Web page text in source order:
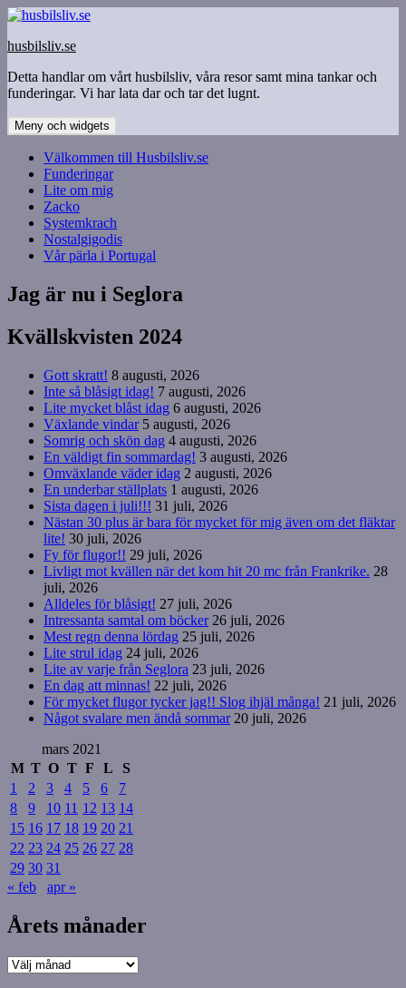
Hoppa
innehåll
husbilsliv.se
Detta handlar om vårt husbilsliv, våra resor samt mina tankar och
funderingar. Vi har lata dar och tar det lugnt.
Meny och widgets
Välkommen till Husbilsliv.se
Funderingar
Lite om mig
Zacko
Systemkrach
Nostalgigodis
Vår pärla i Portugal
Jag är nu i Seglora
Kvällskvisten 2024
Gott skratt! 8 augusti, 2026
Inte så blåsigt idag! 7 augusti, 2026
Lite mycket blåst idag 6 augusti, 2026
Växlande vindar 5 augusti, 2026
Somrig och skön dag 4 augusti, 2026
En väldigt fin sommardag! 3 augusti, 2026
Omväxlande väder idag 2 augusti, 2026
En underbar ställplats 1 augusti, 2026
Sista dagen i juli!!! 31 juli, 2026
Nästan 30 plus är bara för mycket för mig även om det fläktar
lite! 30 juli, 2026
Fy för flugor!! 29 juli, 2026
Livligt mot kvällen när det kom hit 20 mc från Frankrike. 28
juli, 2026
Alldeles för blåsigt! 27 juli, 2026
Intressanta samtal om böcker 26 juli, 2026
Mest regn denna lördag 25 juli, 2026
Lite strul idag 24 juli, 2026
Lite av varje från Seglora 23 juli, 2026
En dag att minnas! 22 juli, 2026
För mycket flugor tycker jag!! Slog ihjäl många! 21 juli, 2026
Något svalare men ändå sommar 20 juli, 2026
mars 2021
M T O T F L
S
1
2 3 4 5 6
7
8
9 10 11 12 13 14
15 16 17 18 19 20 21
22 23 24 25 26 27 28
29 30 31
« feb
apr »
Årets månader
Årets